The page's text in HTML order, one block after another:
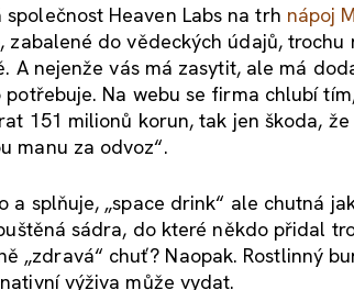
Heaven Labs na trh nápoj
do vědeckých údajů,
A nejenže vás má zasytit, ale má
Na webu se firma chlubí
151 milionů korun, tak jen škoda,
manu za odvoz“.
splňuje, „space drink“ ale chutná
sádra, do které někdo přidal
„zdravá“ chuť? Naopak. Rostlinný
výživa může vydat.